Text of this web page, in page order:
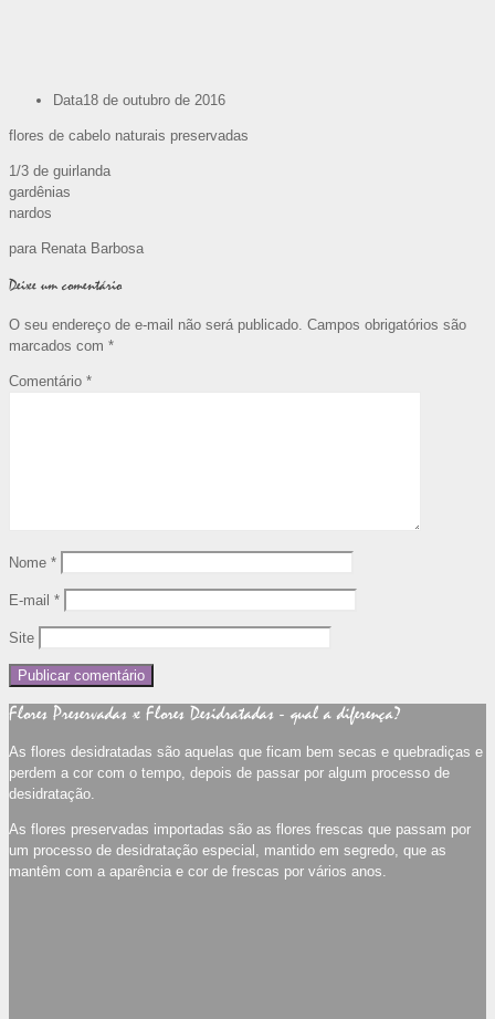
Data18 de outubro de 2016
flores de cabelo naturais preservadas
1/3 de guirlanda
gardênias
nardos
para Renata Barbosa
Deixe um comentário
O seu endereço de e-mail não será publicado. Campos obrigatórios são
marcados com *
Comentário *
Nome *
E-mail *
Site
Flores Preservadas x Flores Desidratadas - qual a diferença?
As flores desidratadas são aquelas que ficam bem secas e quebradiças e
perdem a cor com o tempo, depois de passar por algum processo de
desidratação.
As flores preservadas importadas são as flores frescas que passam por
um processo de desidratação especial, mantido em segredo, que as
mantêm com a aparência e cor de frescas por vários anos.